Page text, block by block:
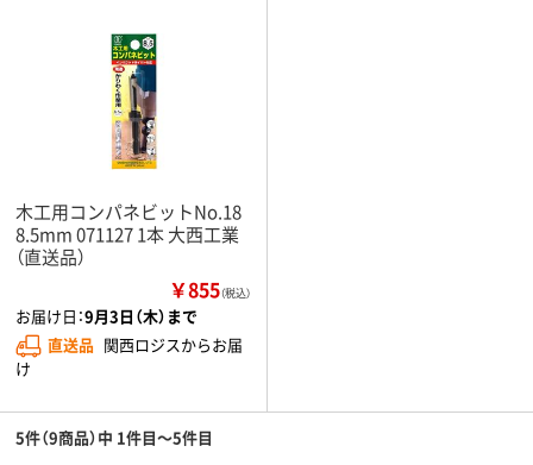
木工用コンパネビットNo.18
8.5mm 071127 1本 大西工業
（直送品）
￥855（税込）
お届け日：9月3日（木）まで
直送品 関西ロジスからお届
け
5件（9商品）中 1件目～5件目